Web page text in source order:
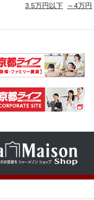
3.5万円以下 ～4万円